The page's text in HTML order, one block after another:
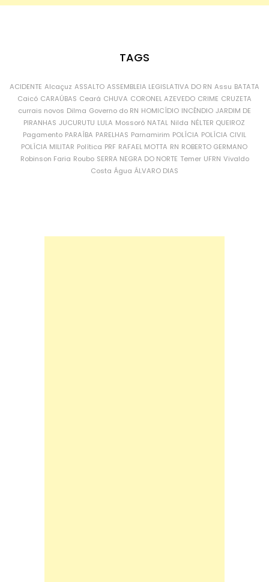
TAGS
ACIDENTE Alcaçuz ASSALTO ASSEMBLEIA LEGISLATIVA DO RN Assu BATATA
Caicó CARAÚBAS Ceará CHUVA CORONEL AZEVEDO CRIME CRUZETA
currais novos Dilma Governo do RN HOMICÍDIO INCÊNDIO JARDIM DE
PIRANHAS JUCURUTU LULA Mossoró NATAL Nilda NÉLTER QUEIROZ
Pagamento PARAÍBA PARELHAS Parnamirim POLÍCIA POLÍCIA CIVIL
POLÍCIA MILITAR Política PRF RAFAEL MOTTA RN ROBERTO GERMANO
Robinson Faria Roubo SERRA NEGRA DO NORTE Temer UFRN Vivaldo
Costa Água ÁLVARO DIAS